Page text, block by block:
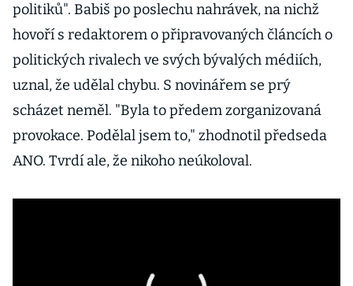
politiků". Babiš po poslechu nahrávek, na nichž
hovoří s redaktorem o připravovaných článcích o
politických rivalech ve svých bývalých médiích,
uznal, že udělal chybu. S novinářem se prý
scházet neměl. "Byla to předem zorganizovaná
provokace. Podělal jsem to," zhodnotil předseda
ANO. Tvrdí ale, že nikoho neúkoloval.